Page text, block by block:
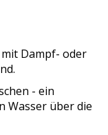
Dampf- oder
- ein
Wasser über die